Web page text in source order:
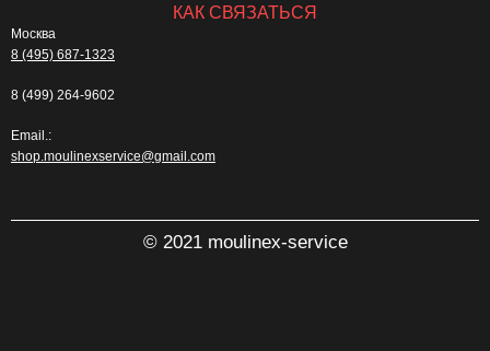
КАК СВЯЗАТЬСЯ
Москва
8 (495) 687-1323
8 (499) 264-9602
Email.:
shop.moulinexservice@gmail.com
© 2021 moulinex-service